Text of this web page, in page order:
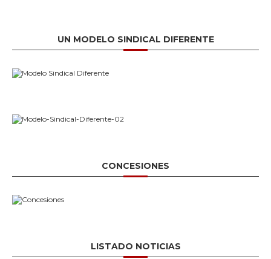
UN MODELO SINDICAL DIFERENTE
CONCESIONES
LISTADO NOTICIAS